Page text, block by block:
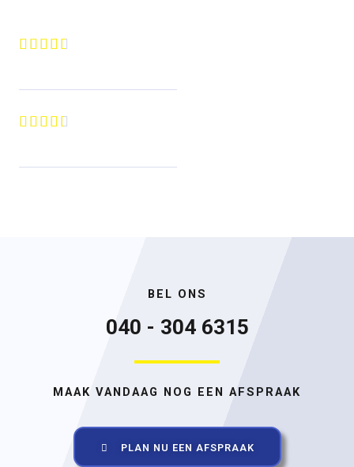
    
    
BEL ONS
040 - 304 6315
MAAK VANDAAG NOG EEN AFSPRAAK
PLAN NU EEN AFSPRAAK